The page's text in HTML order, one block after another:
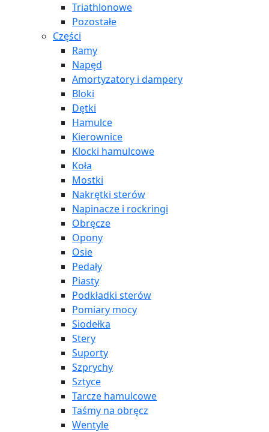
Triathlonowe
Pozostałe
Części
Ramy
Napęd
Amortyzatory i dampery
Bloki
Dętki
Hamulce
Kierownice
Klocki hamulcowe
Koła
Mostki
Nakrętki sterów
Napinacze i rockringi
Obręcze
Opony
Osie
Pedały
Piasty
Podkładki sterów
Pomiary mocy
Siodełka
Stery
Suporty
Szprychy
Sztyce
Tarcze hamulcowe
Taśmy na obręcz
Wentyle